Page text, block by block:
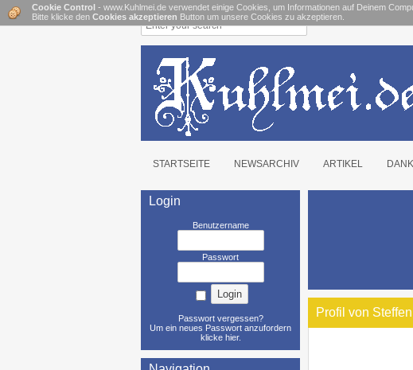
STARTSEITE NEWSARCHIV ARTIKEL
Login
Benutzername
Passwort
Passwort vergessen?
Um ein neues Passwort anzufordern
klicke hier.
Profil von Steffen
Cookie Control - www.Kuhlmei.de verwendet einige Cookies, um Informationen auf Deinem
Bitte klicke den Cookies akzeptieren Button um unsere Cookies zu akzeptieren.